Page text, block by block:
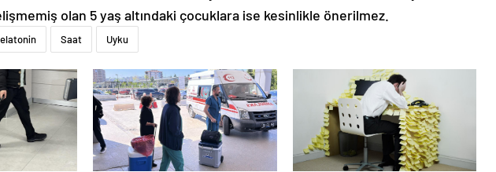
olan 5 yaş altındaki çocuklara ise kesinlikle önerilmez.
Saat Uyku